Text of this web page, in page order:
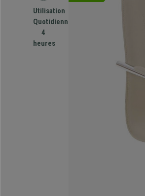
Utilisation
Quotidienne
4
heures